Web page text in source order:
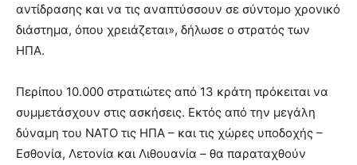
αντίδρασης και να τις αναπτύσσουν σε σύντομο χρονικό
διάστημα, όπου χρειάζεται», δήλωσε ο στρατός των
ΗΠΑ.
Περίπου 10.000 στρατιώτες από 13 κράτη πρόκειται να
συμμετάσχουν στις ασκήσεις. Εκτός από την μεγάλη
δύναμη του ΝΑΤΟ τις ΗΠΑ – και τις χώρες υποδοχής –
Εσθονία, Λετονία και Λιθουανία – θα παραταχθούν